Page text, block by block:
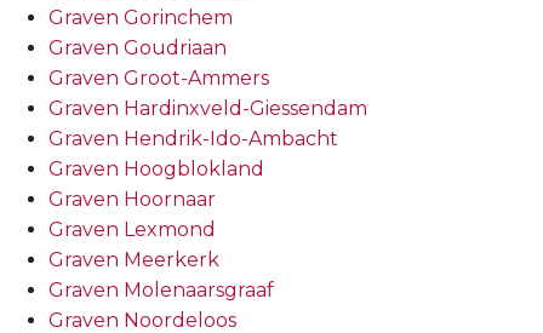
Graven Gorinchem
Graven Goudriaan
Graven Groot-Ammers
Graven Hardinxveld-Giessendam
Graven Hendrik-Ido-Ambacht
Graven Hoogblokland
Graven Hoornaar
Graven Lexmond
Graven Meerkerk
Graven Molenaarsgraaf
Graven Noordeloos